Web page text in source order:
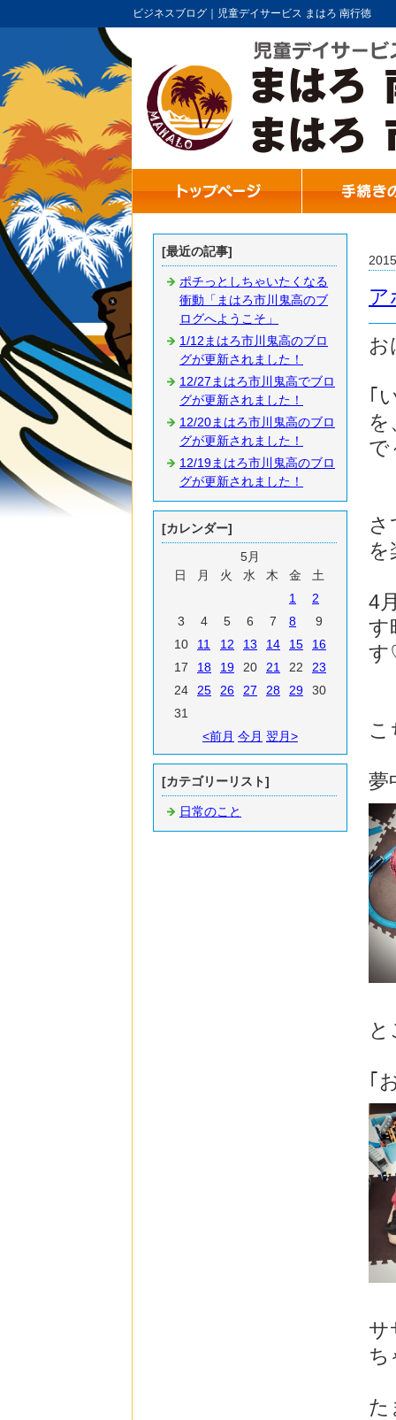
ビジネスブログ｜児童デイサービス まはろ 南行徳
[最近の記事]
ポチっとしちゃいたくなる
衝動「まはろ市川鬼高のブ
ログへようこそ」
1/12まはろ市川鬼高のブロ
グが更新されました！
12/27まはろ市川鬼高でブロ
グが更新されました！
12/20まはろ市川鬼高のブロ
グが更新されました！
12/19まはろ市川鬼高のブロ
グが更新されました！
[カレンダー]
5月
日
月 火 水 木 金
土
1
2
3
4 5 6 7 8
9
10
11 12 13 14 15
16
17
18 19 20 21 22
23
24
25 26 27 28 29
30
31
<前月 今月 翌月>
[カテゴリーリスト]
日常のこと
ア
｢
を
で
4
す
こ
夢
｢
サ
ち
た